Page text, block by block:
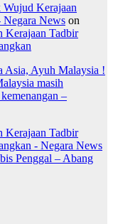
Kerajaan
Negara News on
Kerajaan Tadbir
Asia, Ayuh Malaysia !
masih
–
Kerajaan Tadbir
- Negara News
Penggal – Abang